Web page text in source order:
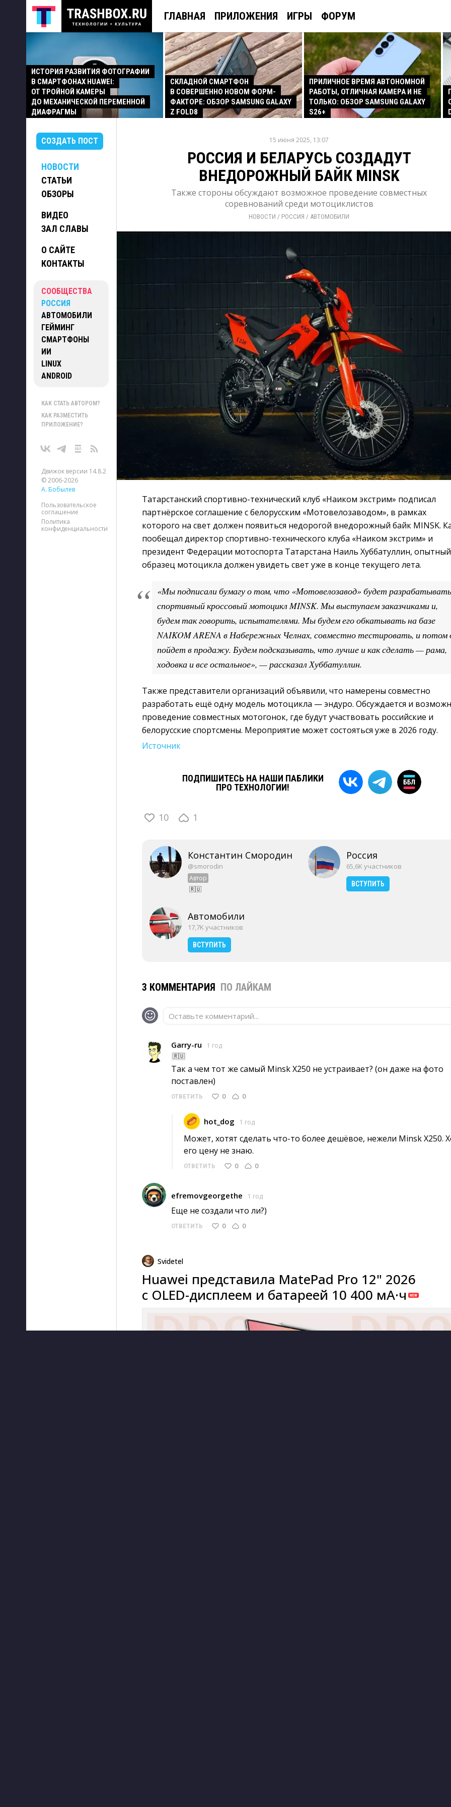
ГЛАВНАЯ ПРИЛОЖЕНИЯ ИГРЫ ФОРУМ
ИСТОРИЯ РАЗВИТИЯ ФОТОГРАФИИ
В СМАРТФОНАХ HUAWEI:
ОТ ТРОЙНОЙ КАМЕРЫ
ДО МЕХАНИЧЕСКОЙ ПЕРЕМЕННОЙ
ДИАФРАГМЫ
СКЛАДНОЙ СМАРТФОН
В СОВЕРШЕННО НОВОМ ФОРМ-
ФАКТОРЕ: ОБЗОР SAMSUNG GALAXY
Z FOLD8
ПРИЛИЧНОЕ ВРЕМЯ АВТОНОМНОЙ
РАБОТЫ, ОТЛИЧНАЯ КАМЕРА И НЕ
ТОЛЬКО: ОБЗОР SAMSUNG GALAXY
S26+
СОЗДАТЬ ПОСТ
НОВОСТИ
СТАТЬИ
ОБЗОРЫ
ВИДЕО
ЗАЛ СЛАВЫ
О САЙТЕ
КОНТАКТЫ
СООБЩЕСТВА
РОССИЯ
АВТОМОБИЛИ
ГЕЙМИНГ
СМАРТФОНЫ
ИИ
LINUX
ANDROID
КАК СТАТЬ АВТОРОМ?
КАК РАЗМЕСТИТЬ
ПРИЛОЖЕНИЕ?
Движок версии 14.8.2
© 2006-2026
А. Бобылев
Пользовательское
соглашение
Политика
конфиденциальности
15 июня 2025, 13:07
РОССИЯ И БЕЛАРУСЬ СОЗДАДУТ
ВНЕДОРОЖНЫЙ БАЙК MINSK
Также стороны обсуждают возможное проведение совместных
соревнований среди мотоциклистов
НОВОСТИ / РОССИЯ / АВТОМОБИЛИ
Татарстанский спортивно-технический клуб «Наиком экстрим» подписал
партнёрское соглашение с белорусским «Мотовелозаводом», в рамках
которого на свет должен появиться недорогой внедорожный байк MINSK.
пообещал директор спортивно-технического клуба «Наиком экстрим» и
президент Федерации мотоспорта Татарстана Наиль Хуббатуллин, опытный
образец мотоцикла должен увидеть свет уже в конце текущего лета.
«Мы подписали бумагу о том, что «Мотовелозавод» будет разрабатывать
спортивный кроссовый мотоцикл MINSK. Мы выступаем заказчиками и,
будем так говорить, испытателями. Мы будем его обкатывать на базе
NAIKOM ARENA в Набережных Челнах, совместно тестировать, и потом
пойдет в продажу. Будем подсказывать, что лучше и как сделать — рама,
ходовка и все остальное», — рассказал Хуббатуллин.
Также представители организаций объявили, что намерены совместно
разработать ещё одну модель мотоцикла — эндуро. Обсуждается и
проведение совместных мотогонок, где будут участвовать российские и
белорусские спортсмены. Мероприятие может состояться уже в 2026 году.
Источник
ПОДПИШИТЕСЬ НА НАШИ ПАБЛИКИ
ПРО ТЕХНОЛОГИИ!
10 1
Константин Смородин
@smorodin
Автор
🇷🇺
Россия
65,6K участников
ВСТУПИТЬ
Автомобили
17,7K участников
ВСТУПИТЬ
3 КОММЕНТАРИЯ ПО ЛАЙКАМ
Оставьте комментарий...
Garry-ru
1 год
🇷🇺
Так а чем тот же самый Minsk X250 не устраивает? (он даже на фото
поставлен)
ОТВЕТИТЬ 0 0
hot_dog 1 год
Может, хотят сделать что-то более дешёвое, нежели Minsk X250.
его цену не знаю.
ОТВЕТИТЬ 0 0
efremovgeorgethe 1 год
Еще не создали что ли?)
ОТВЕТИТЬ 0 0
Svidetel
Huawei представила MatePad Pro 12" 2026
с OLED-дисплеем и батареей 10 400 мА·ч